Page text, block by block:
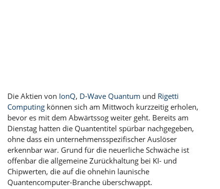
Die Aktien von IonQ, D-Wave Quantum und Rigetti
Computing können sich am Mittwoch kurzzeitig erholen,
bevor es mit dem Abwärtssog weiter geht. Bereits am
Dienstag hatten die Quantentitel spürbar nachgegeben,
ohne dass ein unternehmensspezifischer Auslöser
erkennbar war. Grund für die neuerliche Schwäche ist
offenbar die allgemeine Zurückhaltung bei KI- und
Chipwerten, die auf die ohnehin launische
Quantencomputer-Branche überschwappt.